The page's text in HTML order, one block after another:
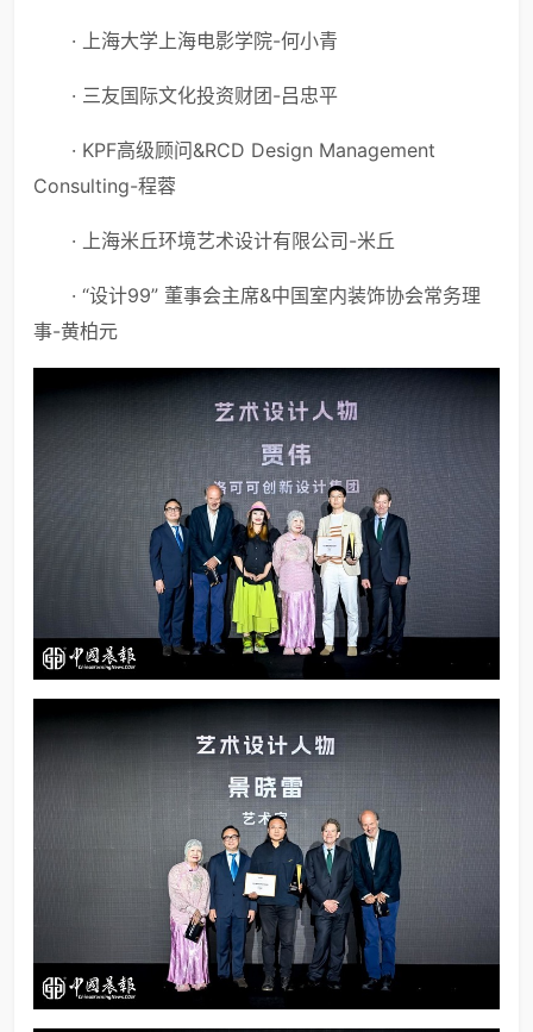
· 上海大学上海电影学院-何小青
· 三友国际文化投资财团-吕忠平
· KPF高级顾问&RCD Design Management
Consulting-程蓉
· 上海米丘环境艺术设计有限公司-米丘
· “设计99” 董事会主席&中国室内装饰协会常务理
事-黄柏元